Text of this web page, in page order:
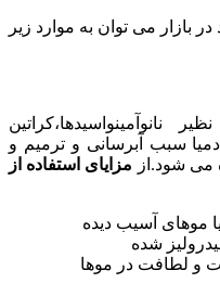
بازار می توان به موارد زیر
نانوآمینواسیدها،کراتین
سبب آبرسانی و ترمیم و
می شود.از مزایای استفاده از
موهای آسیب دیده
شده
و لطافت در موها